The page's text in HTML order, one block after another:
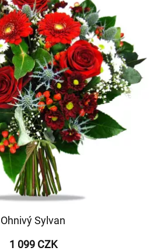
Ohnivý Sylvan
1 099 CZK